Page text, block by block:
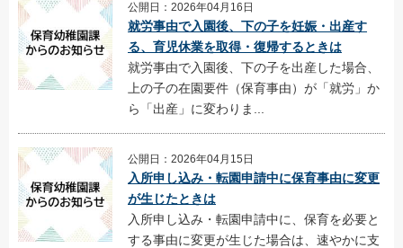
公開日：2026年04月16日
就労事由で入園後、下の子を妊娠・出産す
る、育児休業を取得・復帰するときは
就労事由で入園後、下の子を出産した場合、
上の子の在園要件（保育事由）が「就労」か
ら「出産」に変わりま...
公開日：2026年04月15日
入所申し込み・転園申請中に保育事由に変更
が生じたときは
入所申し込み・転園申請中に、保育を必要と
する事由に変更が生じた場合は、速やかに支